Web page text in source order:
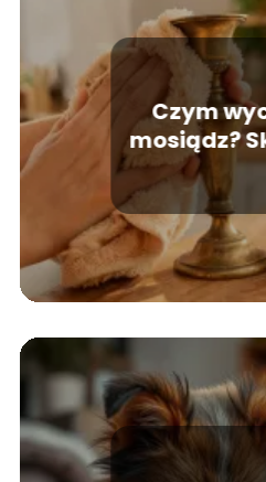
Czym
mosiądz?
domowe